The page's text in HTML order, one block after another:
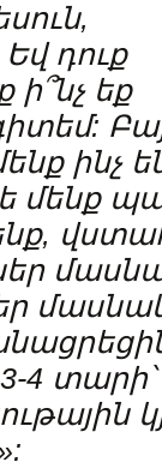
,
Եվ դուք
ի՞նչ եք
:
ինչ
մենք
,
4 տարի՝